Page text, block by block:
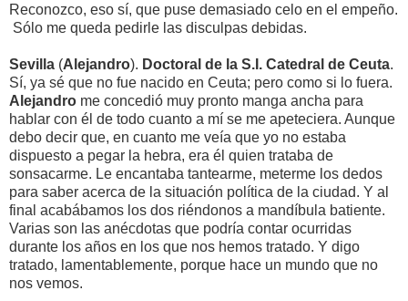
Reconozco, eso sí, que puse demasiado celo en el empeño.
Sólo me queda pedirle las disculpas debidas.
Sevilla (Alejandro). Doctoral de la S.I. Catedral de Ceuta.
Sí, ya sé que no fue nacido en Ceuta; pero como si lo fuera.
Alejandro me concedió muy pronto manga ancha para
hablar con él de todo cuanto a mí se me apeteciera. Aunque
debo decir que, en cuanto me veía que yo no estaba
dispuesto a pegar la hebra, era él quien trataba de
sonsacarme. Le encantaba tantearme, meterme los dedos
para saber acerca de la situación política de la ciudad. Y al
final acabábamos los dos riéndonos a mandíbula batiente.
Varias son las anécdotas que podría contar ocurridas
durante los años en los que nos hemos tratado. Y digo
tratado, lamentablemente, porque hace un mundo que no
nos vemos.